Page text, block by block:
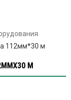
112мм*30 м
М